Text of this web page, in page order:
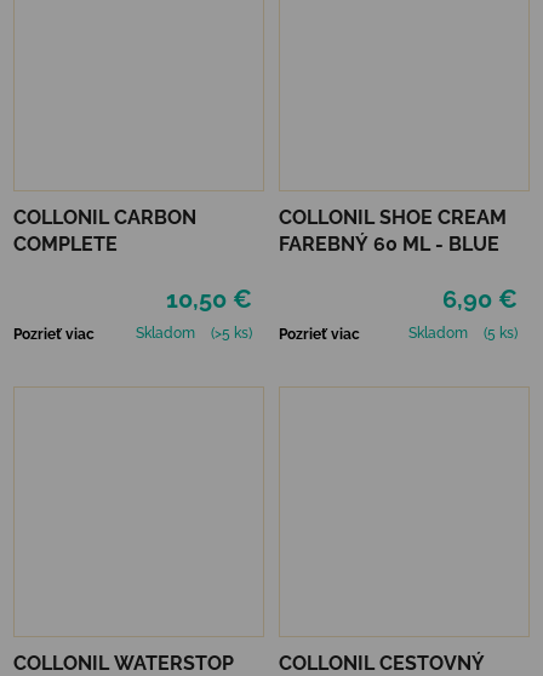
COLLONIL CARBON
COMPLETE
10,50 €
Pozrieť viac Skladom (>5 ks)
COLLONIL SHOE CREAM
FAREBNÝ 60 ML - BLUE
6,90 €
Pozrieť viac Skladom (5 ks)
COLLONIL WATERSTOP
COLLONIL CESTOVNÝ